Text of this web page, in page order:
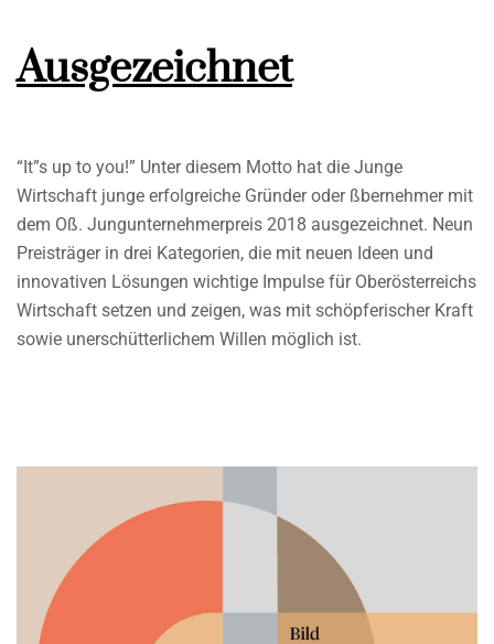
Ausgezeichnet
“It”s up to you!” Unter diesem Motto hat die Junge
Wirtschaft junge erfolgreiche Gründer oder ßbernehmer mit
dem Oß. Jungunternehmerpreis 2018 ausgezeichnet. Neun
Preisträger in drei Kategorien, die mit neuen Ideen und
innovativen Lösungen wichtige Impulse für Oberösterreichs
Wirtschaft setzen und zeigen, was mit schöpferischer Kraft
sowie unerschütterlichem Willen möglich ist.